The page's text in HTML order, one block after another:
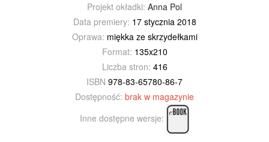
Projekt okładki: Anna Pol
Data premiery: 17 stycznia 2018
Oprawa: miękka ze skrzydełkami
Format: 135x210
Liczba stron: 416
ISBN 978-83-65780-86-7
Dostępność: brak w magazynie
Inne dostępne wersje: